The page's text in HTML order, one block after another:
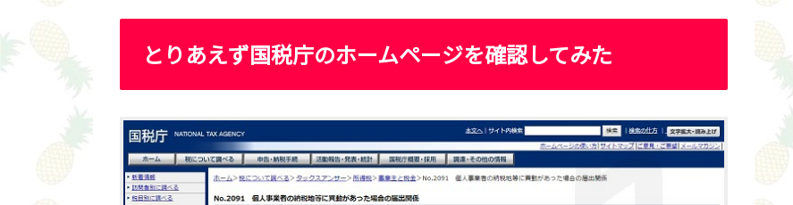
とりあえず国税庁のホームページを確認してみた